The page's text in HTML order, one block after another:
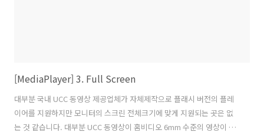
[MediaPlayer] 3. Full Screen
대부분 국내 UCC 동영상 제공업체가 자체제작으로 플래시 버전의 플레
이어를 지원하지만 모니터의 스크린 전체크기에 맞게 지원되는 곳은 없
는 것 같습니다. 대부분 UCC 동영상이 홈비디오 6mm 수준의 영상이 올